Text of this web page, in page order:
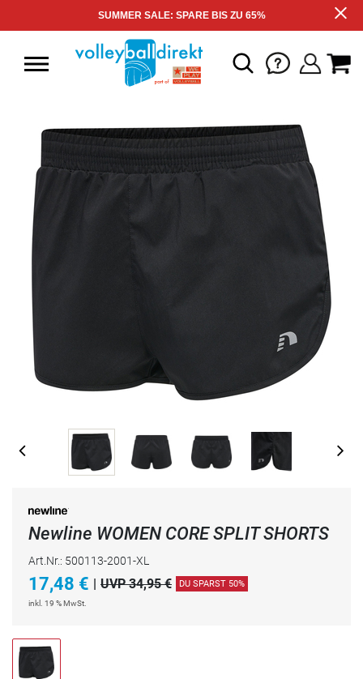
SUMMER SALE: SPARE BIS ZU 65%
Newline WOMEN CORE SPLIT SHORTS
Art.Nr.: 500113-2001-XL
17,48 € | UVP 34,95 € DU SPARST 50%
inkl. 19 % MwSt.